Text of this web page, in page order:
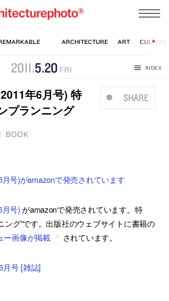
2011.5.20 FRI
SHARE
年6月号) 特
プランニング
BOOK
号)がamazonで発売されています
月号)がamazonで発売されています。特
ング”です。出版社のウェブサイトに書籍の
ー画像が掲載
されています。
月号 [雑誌]